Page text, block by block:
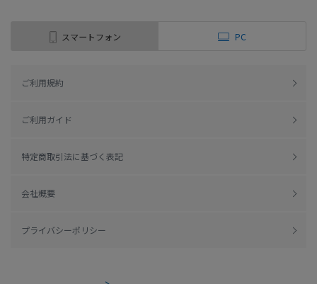
スマートフォン PC
ご利用規約
ご利用ガイド
特定商取引法に基づく表記
会社概要
プライバシーポリシー